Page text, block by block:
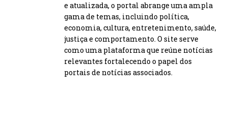
e atualizada, o portal abrange uma ampla
gama de temas, incluindo política,
economia, cultura, entretenimento, saúde,
justiça e comportamento. O site serve
como uma plataforma que reúne notícias
relevantes fortalecendo o papel dos
portais de notícias associados.